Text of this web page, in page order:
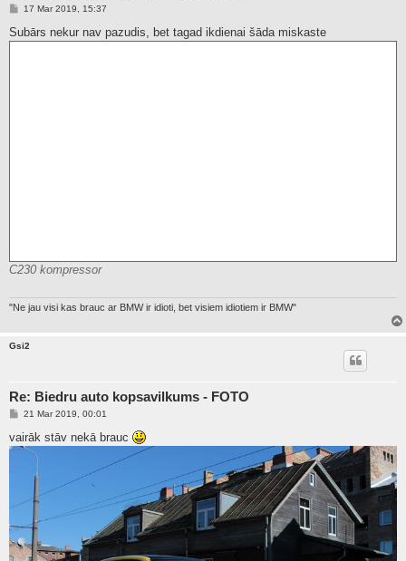
P
s
t
17 Mar 2019, 15:37
Subārs nekur nav pazudis, bet tagad ikdienai šāda miskaste
C230 kompressor
"Ne jau visi kas brauc ar BMW ir idioti, bet visiem idiotiem ir BMW"
Gsi2
Re: Biedru auto kopsavilkums - FOTO
P
s
t
21 Mar 2019, 00:01
vairāk stāv nekā brauc